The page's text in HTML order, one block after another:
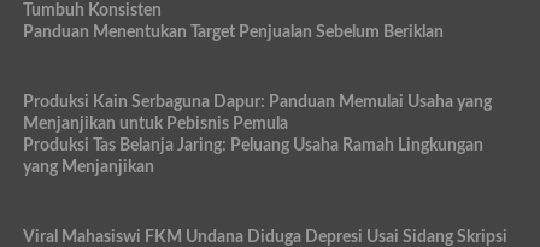
Tumbuh Konsisten
Panduan Menentukan Target Penjualan Sebelum Beriklan
Produksi Kain Serbaguna Dapur: Panduan Memulai Usaha yang
Menjanjikan untuk Pebisnis Pemula
Produksi Tas Belanja Jaring: Peluang Usaha Ramah Lingkungan
yang Menjanjikan
Viral Mahasiswi FKM Undana Diduga Depresi Usai Sidang Skripsi